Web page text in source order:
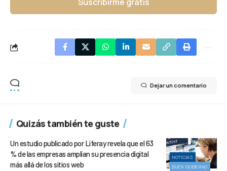
Dejar un comentario
Quizás también te guste
NOTICIAS
BUEN GOBIERNO
Un estudio publicado por Liferay revela que el 63
% de las empresas amplían su presencia digital
más allá de los sitios web